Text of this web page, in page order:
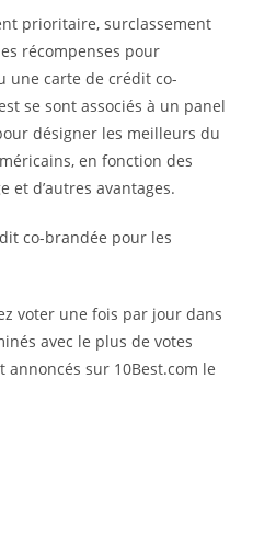
prioritaire, surclassement
récompenses pour
une carte de crédit co-
se sont associés à un panel
désigner les meilleurs du
en fonction des
et d’autres avantages.
co-brandée pour les
voter une fois par jour dans
avec le plus de votes
sur 10Best.com le